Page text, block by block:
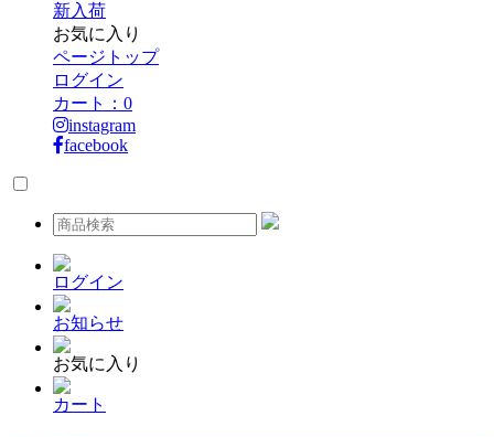
新入荷
お気に入り
ページトップ
ログイン
カート： 0
instagram
facebook
ログイン
お知らせ
お気に入り
カート